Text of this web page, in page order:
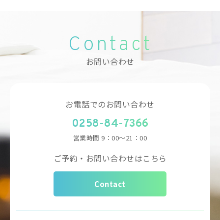
Contact
お問い合わせ
お電話でのお問い合わせ
0258-84-7366
営業時間9：00～21：00
ご予約・お問い合わせはこちら
Contact